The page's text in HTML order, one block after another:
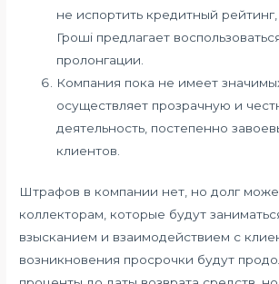
не испортить кредитный
Гроші предлагает
пролонгации.
Компания пока не имеет
осуществляет прозрачную и
деятельность, постепенно
клиентов.
Штрафов в компании нет, но долг
коллекторам, которые будут
взысканием и взаимодействием с
возникновения просрочки будут